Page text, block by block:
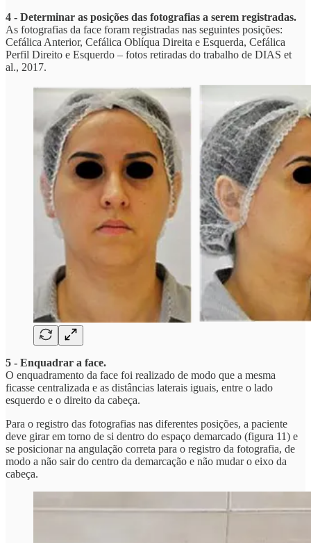
4 - Determinar as posições das fotografias a serem registradas.
As fotografias da face foram registradas nas seguintes posições:
Cefálica Anterior, Cefálica Oblíqua Direita e Esquerda, Cefálica
Perfil Direito e Esquerdo – fotos retiradas do trabalho de DIAS et
al., 2017.
5 - Enquadrar a face.
O enquadramento da face foi realizado de modo que a mesma
ficasse centralizada e as distâncias laterais iguais, entre o lado
esquerdo e o direito da cabeça.
Para o registro das fotografias nas diferentes posições, a paciente
deve girar em torno de si dentro do espaço demarcado (figura 11) e
se posicionar na angulação correta para o registro da fotografia, de
modo a não sair do centro da demarcação e não mudar o eixo da
cabeça.